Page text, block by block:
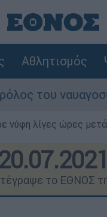
Αθλητισμός
λίγες ώρες μετά
το ΕΘΝΟΣ